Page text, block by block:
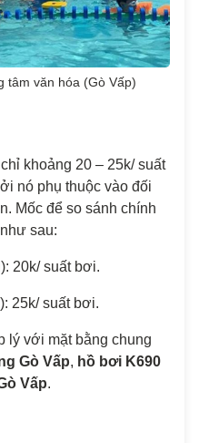
tâm văn hóa (Gò Vấp)
khoảng 20 – 25k/ suất
nó phụ thuộc vào đối
Mốc để so sánh chính
sau:
20k/ suất bơi.
25k/ suất bơi.
lý với mặt bằng chung
Gò Vấp, hồ bơi K690
Vấp.